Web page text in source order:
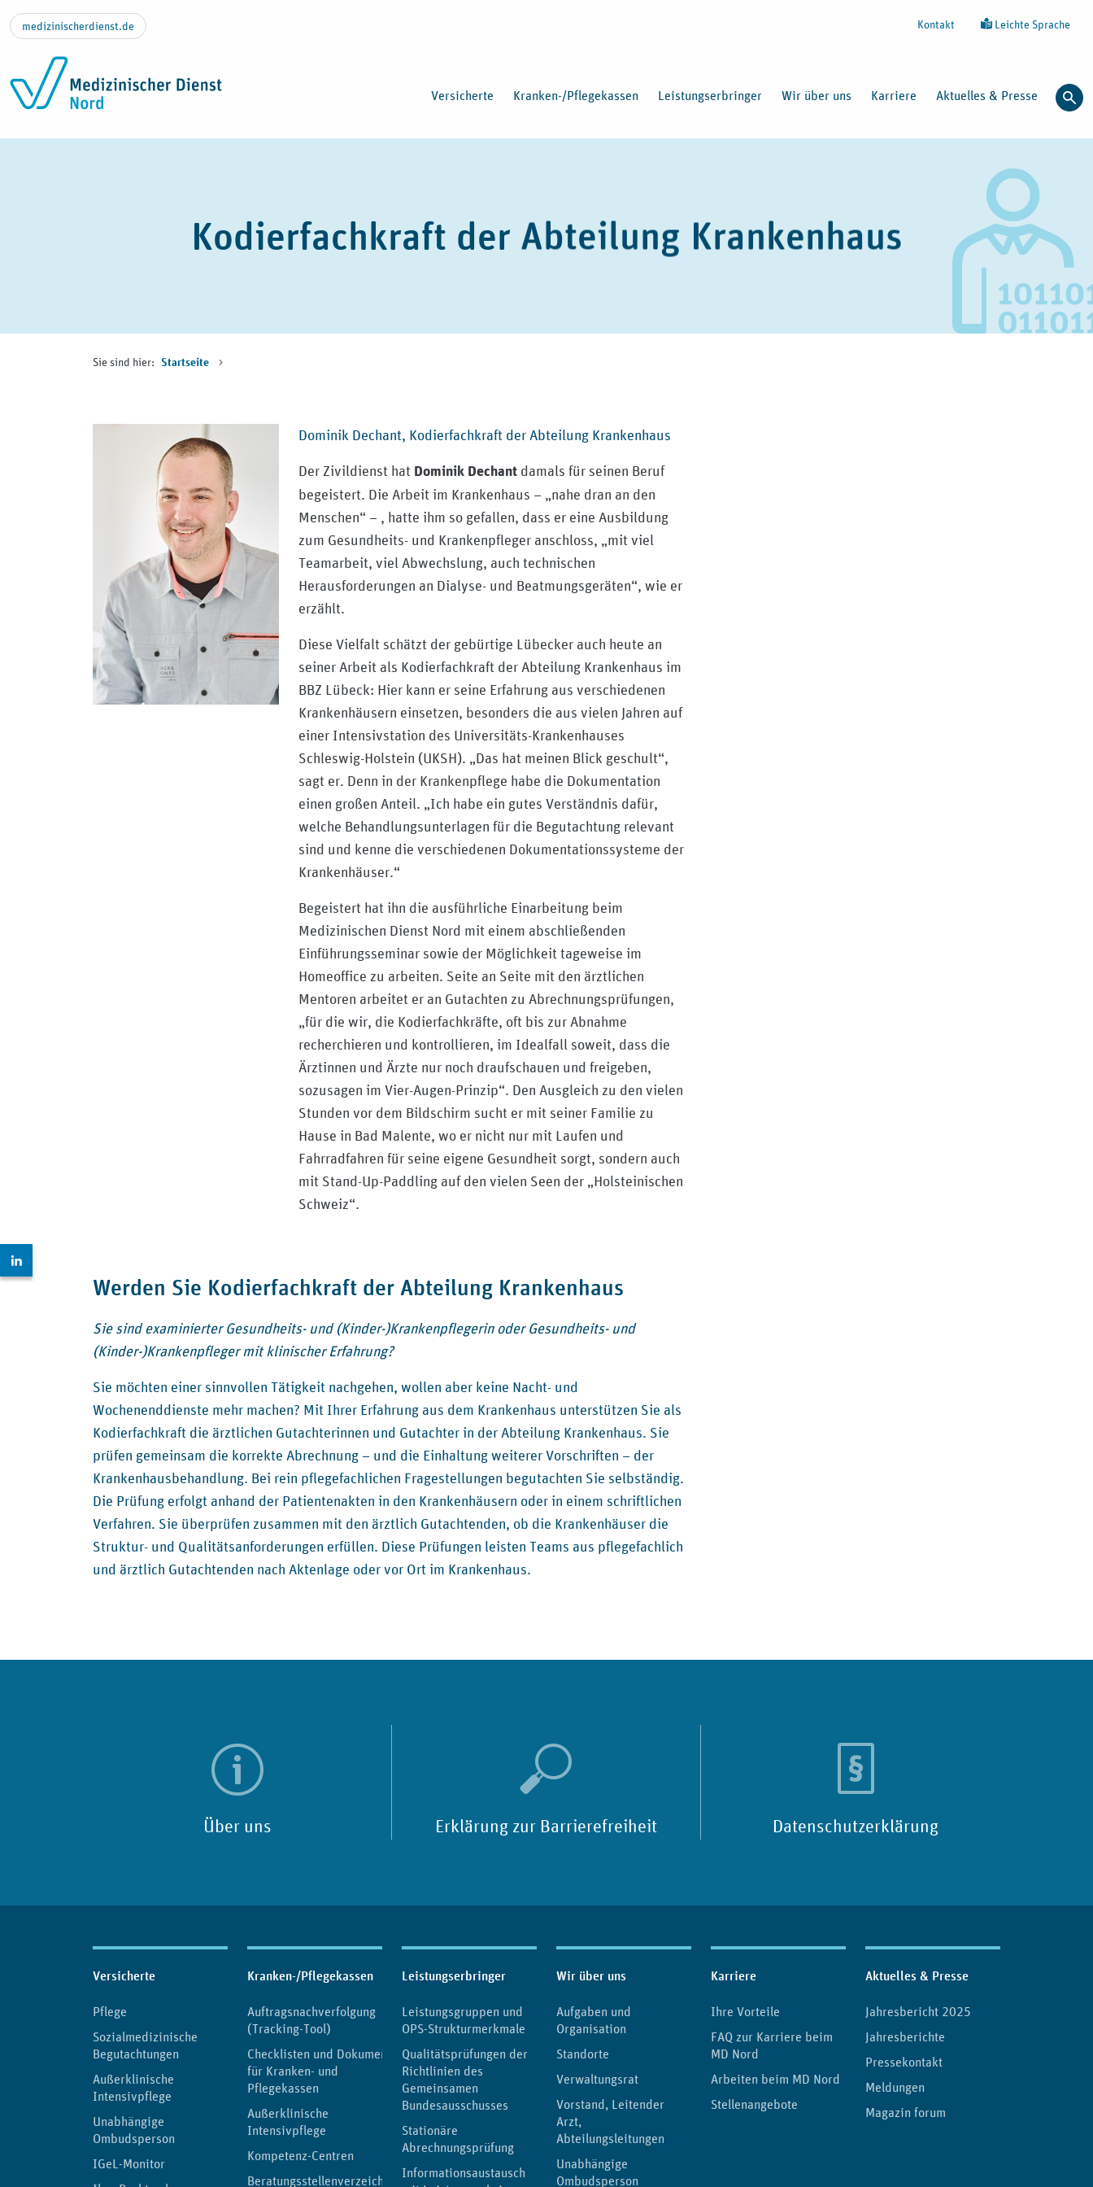
Zum Inhalt springen
medizinischerdienst.de Kontakt Leichte Sprache
Versicherte Kranken-/Pflegekassen Leistungserbringer Wir über uns Karriere Aktuelles & Presse
Kodierfachkraft der Abteilung Krankenhaus
Sie sind hier: Startseite
Dominik Dechant, Kodierfachkraft der Abteilung Krankenhaus
Der Zivildienst hat Dominik Dechant damals für seinen Beruf
begeistert. Die Arbeit im Krankenhaus – „nahe dran an den
Menschen“ – , hatte ihm so gefallen, dass er eine Ausbildung
zum Gesundheits- und Krankenpfleger anschloss, „mit viel
Teamarbeit, viel Abwechslung, auch technischen
Herausforderungen an Dialyse- und Beatmungsgeräten“, wie er
erzählt.
Diese Vielfalt schätzt der gebürtige Lübecker auch heute an
seiner Arbeit als Kodierfachkraft der Abteilung Krankenhaus im
BBZ Lübeck: Hier kann er seine Erfahrung aus verschiedenen
Krankenhäusern einsetzen, besonders die aus vielen Jahren auf
einer Intensivstation des Universitäts-Krankenhauses
Schleswig-Holstein (UKSH). „Das hat meinen Blick geschult“,
sagt er. Denn in der Krankenpflege habe die Dokumentation
einen großen Anteil. „Ich habe ein gutes Verständnis dafür,
welche Behandlungsunterlagen für die Begutachtung relevant
sind und kenne die verschiedenen Dokumentationssysteme der
Krankenhäuser.“
Begeistert hat ihn die ausführliche Einarbeitung beim
Medizinischen Dienst Nord mit einem abschließenden
Einführungsseminar sowie der Möglichkeit tageweise im
Homeoffice zu arbeiten. Seite an Seite mit den ärztlichen
Mentoren arbeitet er an Gutachten zu Abrechnungsprüfungen,
„für die wir, die Kodierfachkräfte, oft bis zur Abnahme
recherchieren und kontrollieren, im Idealfall soweit, dass die
Ärztinnen und Ärzte nur noch draufschauen und freigeben,
sozusagen im Vier-Augen-Prinzip“. Den Ausgleich zu den vielen
Stunden vor dem Bildschirm sucht er mit seiner Familie zu
Hause in Bad Malente, wo er nicht nur mit Laufen und
Fahrradfahren für seine eigene Gesundheit sorgt, sondern auch
mit Stand-Up-Paddling auf den vielen Seen der „Holsteinischen
Schweiz“.
Werden Sie Kodierfachkraft der Abteilung Krankenhaus
Sie sind examinierter Gesundheits- und (Kinder-)Krankenpflegerin oder Gesundheits- und
(Kinder-)Krankenpfleger mit klinischer Erfahrung?
Sie möchten einer sinnvollen Tätigkeit nachgehen, wollen aber keine Nacht- und
Wochenenddienste mehr machen? Mit Ihrer Erfahrung aus dem Krankenhaus unterstützen Sie als
Kodierfachkraft die ärztlichen Gutachterinnen und Gutachter in der Abteilung Krankenhaus. Sie
prüfen gemeinsam die korrekte Abrechnung – und die Einhaltung weiterer Vorschriften – der
Krankenhausbehandlung. Bei rein pflegefachlichen Fragestellungen begutachten Sie selbständig.
Die Prüfung erfolgt anhand der Patientenakten in den Krankenhäusern oder in einem schriftlichen
Verfahren. Sie überprüfen zusammen mit den ärztlich Gutachtenden, ob die Krankenhäuser die
Struktur- und Qualitätsanforderungen erfüllen. Diese Prüfungen leisten Teams aus pflegefachlich
und ärztlich Gutachtenden nach Aktenlage oder vor Ort im Krankenhaus.
Über uns Erklärung zur Barrierefreiheit Datenschutzerklärung
Inhaltsübersicht
Versicherte
Pflege
Sozialmedizinische
Begutachtungen
Außerklinische
Intensivpflege
Unabhängige
Ombudsperson
IGeL-Monitor
Kranken-/Pflegekassen
Auftragsnachverfolgung
(Tracking-Tool)
Checklisten und Dokumente
für Kranken- und
Pflegekassen
Außerklinische
Intensivpflege
Kompetenz-Centren
Beratungsstellenverzeichnis
Leistungserbringer
Leistungsgruppen und
OPS-Strukturmerkmale
Qualitätsprüfungen der
Richtlinien des
Gemeinsamen
Bundesausschusses
Stationäre
Abrechnungsprüfung
Informationsaustausch
Wir über uns
Aufgaben und
Organisation
Standorte
Verwaltungsrat
Vorstand, Leitender
Arzt,
Abteilungsleitungen
Unabhängige
Ombudsperson
Karriere
Ihre Vorteile
FAQ zur Karriere beim
MD Nord
Arbeiten beim MD Nord
Stellenangebote
Aktuelles & Presse
Jahresbericht 2025
Jahresberichte
Pressekontakt
Meldungen
Magazin forum